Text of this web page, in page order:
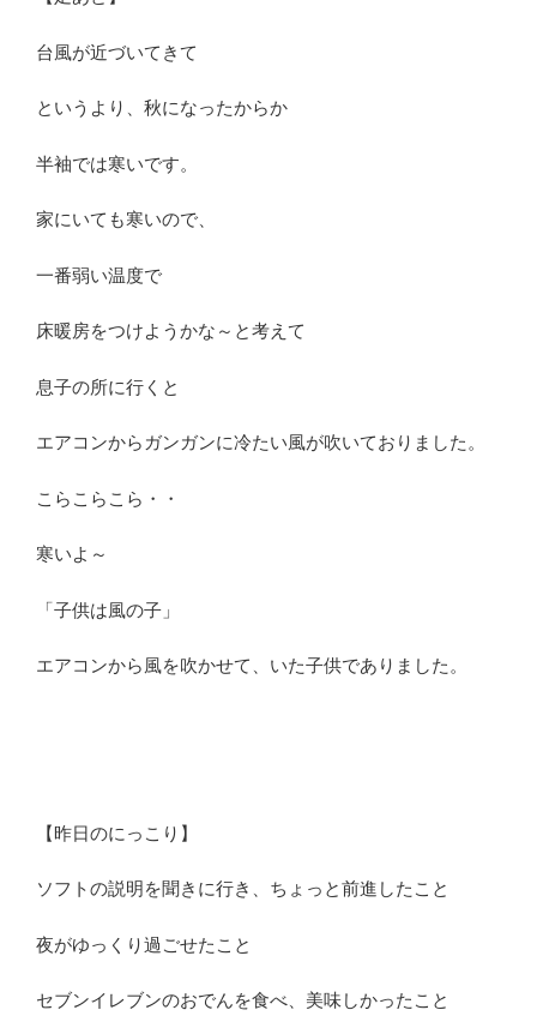
台風が近づいてきて
というより、秋になったからか
半袖では寒いです。
家にいても寒いので、
一番弱い温度で
床暖房をつけようかな～と考えて
息子の所に行くと
エアコンからガンガンに冷たい風が吹いておりました。
こらこらこら・・
寒いよ～
「子供は風の子」
エアコンから風を吹かせて、いた子供でありました。
【昨日のにっこり】
ソフトの説明を聞きに行き、ちょっと前進したこと
夜がゆっくり過ごせたこと
セブンイレブンのおでんを食べ、美味しかったこと